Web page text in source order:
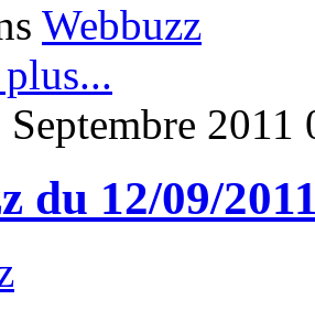
Webbuzz
2011
du 12/09/